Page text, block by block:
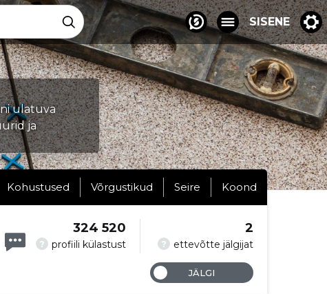
SISENE
ulatuva
ja
Kohustused Võrgustikud Seire Koond
? profiili külastust
324 520
? ettevõtte jälgijat
2
JÄLGI